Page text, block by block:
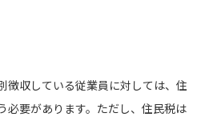
徴収している従業員に対しては、住
必要があります。ただし、住民税は